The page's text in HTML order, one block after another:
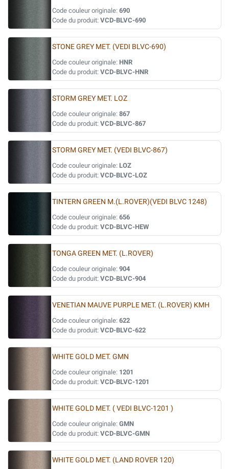
Code couleur originale: 690
Code du produit: VCD-BLVC-690
STONE GREY MET. (VEDI BLVC-690)
Code couleur originale: HNR
Code du produit: VCD-BLVC-HNR
STORM GREY MET. LOZ
Code couleur originale: 867
Code du produit: VCD-BLVC-867
STORM GREY MET. (VEDI BLVC-867)
Code couleur originale: LOZ
Code du produit: VCD-BLVC-LOZ
TINTERN GREEN M.(L.ROVER)(VEDI BLVC 1248)
Code couleur originale: 656
Code du produit: VCD-BLVC-HEW
TONGA GREEN MET. (L.ROVER)
Code couleur originale: 904
Code du produit: VCD-BLVC-904
VENETIAN MAUVE PURPLE MET. (L.ROVER) KMH
Code couleur originale: 622
Code du produit: VCD-BLVC-622
WHITE GOLD MET. GMN
Code couleur originale: 1201
Code du produit: VCD-BLVC-1201
WHITE GOLD MET. ( VEDI BLVC-1201 )
Code couleur originale: GMN
Code du produit: VCD-BLVC-GMN
WHITE GOLD MET. (LAND ROVER 120)